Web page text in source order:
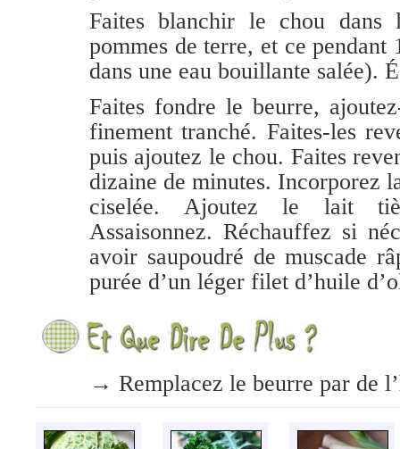
Faites blanchir le chou dans
pommes de terre, et ce
dans une eau bouillante salée).
Faites fondre le beurre,
finement tranché. Faites-les
puis ajoutez le chou. Faites
dizaine de minutes. Incorporez
ciselée. Ajoutez le lait
Assaisonnez. Réchauffez si
avoir saupoudré de muscade
purée d’un léger filet d’huile
→ Remplacez le beurre par de